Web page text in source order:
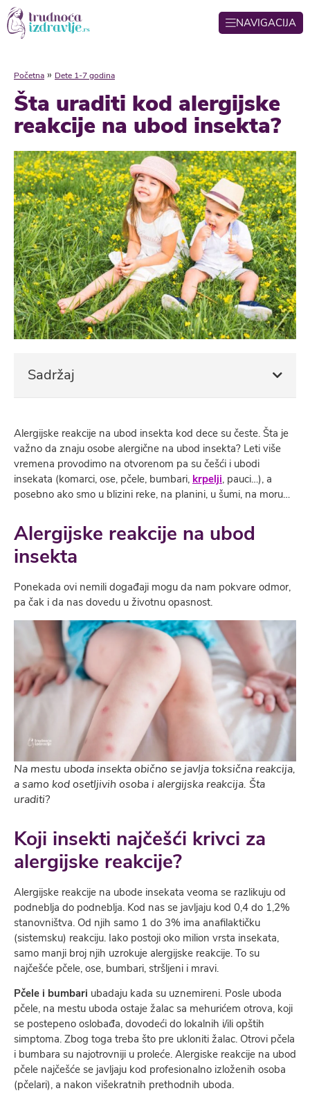
NAVIGACIJA
Početna » Dete 1-7 godina
Šta uraditi kod alergijske
reakcije na ubod insekta?
Sadržaj
Alergijske reakcije na ubod insekta kod dece su česte. Šta je
važno da znaju osobe alergične na ubod insekta? Leti više
vremena provodimo na otvorenom pa su češći i ubodi
insekata (komarci, ose, pčele, bumbari, krpelji, pauci…), a
posebno ako smo u blizini reke, na planini, u šumi, na moru…
Alergijske reakcije na ubod
insekta
Ponekada ovi nemili događaji mogu da nam pokvare odmor,
pa čak i da nas dovedu u životnu opasnost.
Na mestu uboda insekta obično se javlja toksična reakcija,
a samo kod osetljivih osoba i alergijska reakcija. Šta
uraditi?
Koji insekti najčešći krivci za
alergijske reakcije?
Alergijske reakcije na ubode insekata veoma se razlikuju od
podneblja do podneblja. Kod nas se javljaju kod 0,4 do 1,2%
stanovništva. Od njih samo 1 do 3% ima anafilaktičku
(sistemsku) reakciju. Iako postoji oko milion vrsta insekata,
samo manji broj njih uzrokuje alergijske reakcije. To su
najčešće pčele, ose, bumbari, stršljeni i mravi.
Pčele i bumbari ubadaju kada su uznemireni. Posle uboda
pčele, na mestu uboda ostaje žalac sa mehurićem otrova, koji
se postepeno oslobađa, dovodeći do lokalnih i/ili opštih
simptoma. Zbog toga treba što pre ukloniti žalac. Otrovi pčela
i bumbara su najotrovniji u proleće. Alergiske reakcije na ubod
pčele najčešće se javljaju kod profesionalno izloženih osoba
(pčelari), a nakon višekratnih prethodnih uboda.